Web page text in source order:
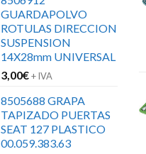
GUARDAPOLVO
ROTULAS DIRECCION
SUSPENSION
14X28mm UNIVERSAL
3,00€+ IVA
8505688 GRAPA
TAPIZADO PUERTAS
SEAT 127 PLASTICO
00.059.383.63